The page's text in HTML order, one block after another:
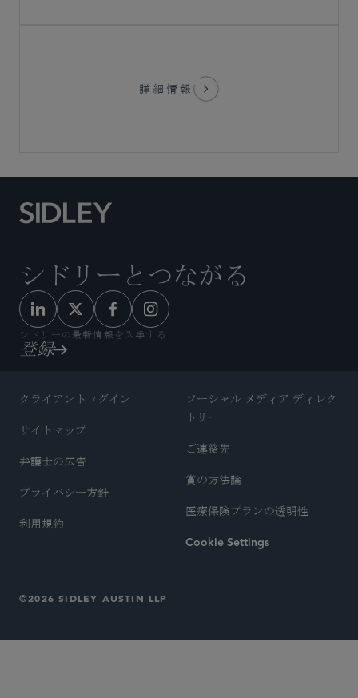
詳細情報
シドリーとつながる
シドリーの最新情報を入手する
登録
クライアントログイン
サイトマップ
弁護士の広告
プライバシー方針
利用規約
ソーシャル メディア ディレク
トリー
ご連絡先
賞の方法論
医療保険プランの透明性
Cookie Settings
©2026 SIDLEY AUSTIN LLP